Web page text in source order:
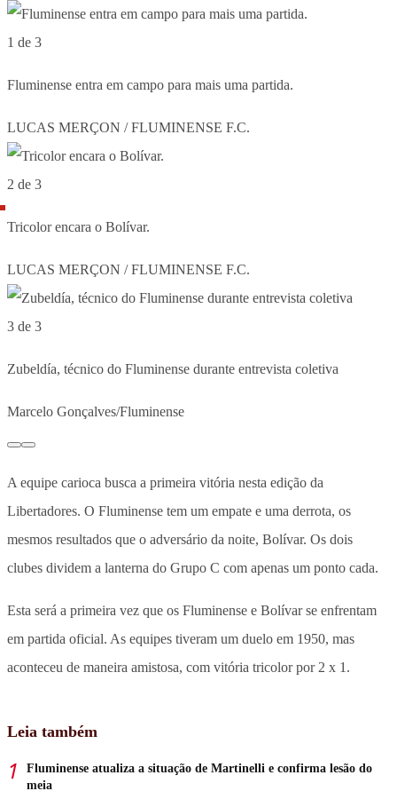
1 de 3
Fluminense entra em campo para mais uma partida.
LUCAS MERÇON / FLUMINENSE F.C.
2 de 3
Tricolor encara o Bolívar.
LUCAS MERÇON / FLUMINENSE F.C.
3 de 3
Zubeldía, técnico do Fluminense durante entrevista coletiva
Marcelo Gonçalves/Fluminense
A equipe carioca busca a primeira vitória nesta edição da
Libertadores. O Fluminense tem um empate e uma derrota, os
mesmos resultados que o adversário da noite, Bolívar. Os dois
clubes dividem a lanterna do Grupo C com apenas um ponto cada.
Esta será a primeira vez que os Fluminense e Bolívar se enfrentam
em partida oficial. As equipes tiveram um duelo em 1950, mas
aconteceu de maneira amistosa, com vitória tricolor por 2 x 1.
Leia também
Fluminense atualiza a situação de Martinelli e confirma lesão do
meia